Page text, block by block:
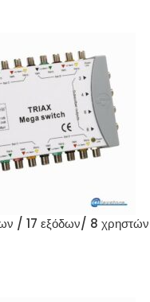
/ 17 εξόδων/ 8 χρηστών